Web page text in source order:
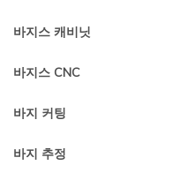
바지스 캐비닛
바지스 CNC
바지 커팅
바지 추정